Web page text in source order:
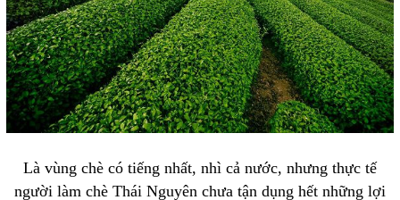
Là vùng chè có tiếng nhất, nhì cả nước, nhưng thực tế
người làm chè Thái Nguyên chưa tận dụng hết những lợi